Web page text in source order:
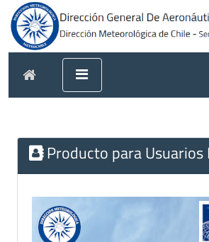
Producto para Usuarios